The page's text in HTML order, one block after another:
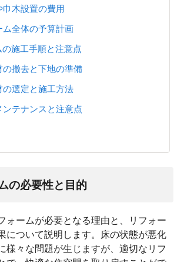
木設置の費用
ム全体の予算計画
施工手順と注意点
の撤去と下地の準備
の選定と施工方法
ンテナンスと注意点
の必要性と目的
ォームが必要となる理由と、リフォー
について説明します。床の状態が悪化
様々な問題が生じますが、適切なリフ